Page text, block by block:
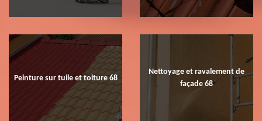
Peinture sur tuile et toiture 68
Nettoyage et ravalement de
façade 68